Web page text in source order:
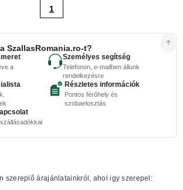
1
SzallasRomania.ro-t?
a
Személyes segítség
Telefonon, e-mailben állunk
rendelkezésre
Részletes információk
Pontos férőhely és
szobaelosztás
szereplő árajánlatainkról, ahol igy szerepel: